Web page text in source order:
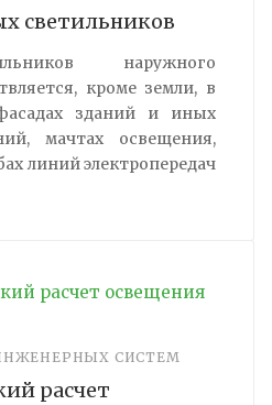
светильников
наружного
кроме земли, в
зданий и иных
мачтах освещения,
линий электропередач
СИСТЕМ
расчет